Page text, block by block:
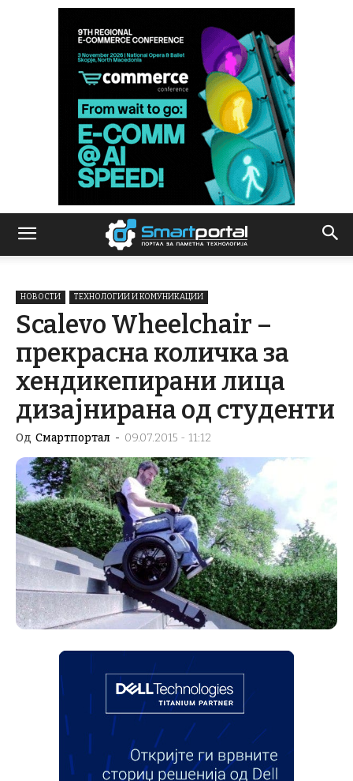
НОВОСТИ ТЕХНОЛОГИИ И КОМУНИКАЦИИ
Scalevo Wheelchair –
прекрасна количка за
хендикепирани лица
дизајнирана од студенти
Од Смартпортал - 09.07.2015 - 11:12